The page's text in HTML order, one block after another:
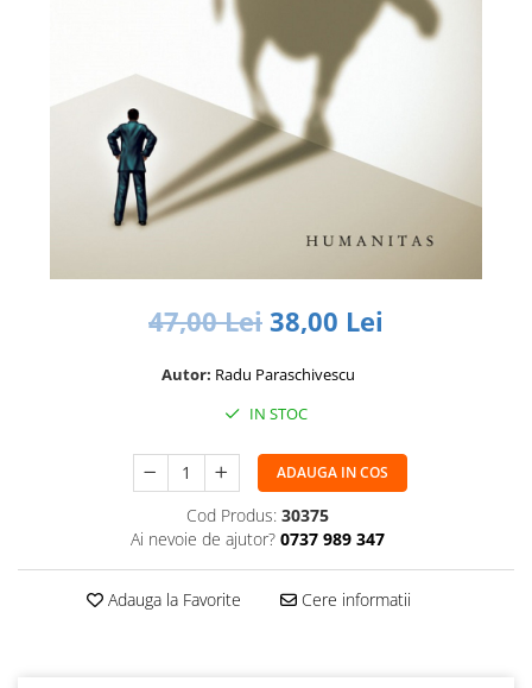
Spiritualitate
Știință și Tehnologie
Științe Politice
Științe Sociale si Umaniste
47,00 Lei 38,00 Lei
Autor: Radu Paraschivescu
IN STOC
ADAUGA IN COS
Cod Produs: 30375
Ai nevoie de ajutor? 0737 989 347
Adauga la Favorite Cere informatii